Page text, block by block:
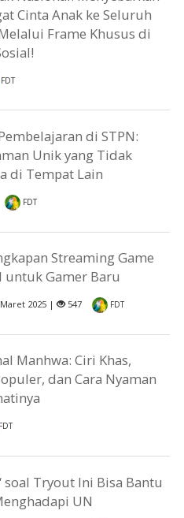
Cinta Anak ke Seluruh
Frame Khusus di
FDT
di STPN:
Unik yang Tidak
di Tempat Lain
FDT
Streaming Game
untuk Gamer Baru
2025 | 547 FDT
Manhwa: Ciri Khas,
dan Cara Nyaman
FDT
soal Tryout Ini Bisa Bantu
UN